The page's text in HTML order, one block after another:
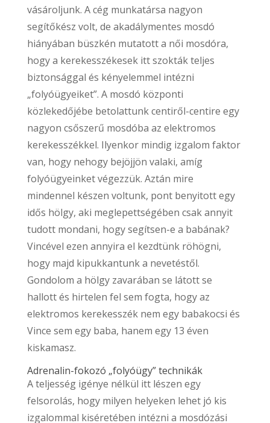
vásároljunk. A cég munkatársa nagyon
segítőkész volt, de akadálymentes mosdó
hiányában büszkén mutatott a női mosdóra,
hogy a kerekesszékesek itt szokták teljes
biztonsággal és kényelemmel intézni
„folyóügyeiket”. A mosdó központi
közlekedőjébe betolattunk centiről-centire egy
nagyon csőszerű mosdóba az elektromos
kerekesszékkel. Ilyenkor mindig izgalom faktor
van, hogy nehogy bejöjjön valaki, amíg
folyóügyeinket végezzük. Aztán mire
mindennel készen voltunk, pont benyitott egy
idős hölgy, aki meglepettségében csak annyit
tudott mondani, hogy segítsen-e a babának?
Vincével ezen annyira el kezdtünk röhögni,
hogy majd kipukkantunk a nevetéstől.
Gondolom a hölgy zavarában se látott se
hallott és hirtelen fel sem fogta, hogy az
elektromos kerekesszék nem egy babakocsi és
Vince sem egy baba, hanem egy 13 éven
kiskamasz.
Adrenalin-fokozó „folyóügy” technikák
A teljesség igénye nélkül itt lészen egy
felsorolás, hogy milyen helyeken lehet jó kis
izgalommal kiséretében intézni a mosdózási